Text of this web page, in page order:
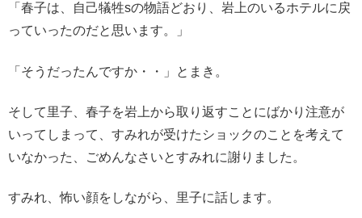
「春子は、自己犠牲sの物語どおり、岩上のいるホテルに戻
っていったのだと思います。」
「そうだったんですか・・」とまき。
そして里子、春子を岩上から取り返すことにばかり注意が
いってしまって、すみれが受けたショックのことを考えて
いなかった、ごめんなさいとすみれに謝りました。
すみれ、怖い顔をしながら、里子に話します。